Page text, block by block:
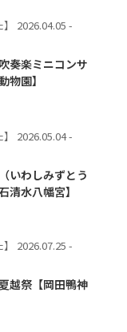
2026.04.05 -
奏楽ミニコンサ
物園】
2026.05.04 -
いわしみずとう
清水八幡宮】
2026.07.25 -
越祭【岡田鴨神